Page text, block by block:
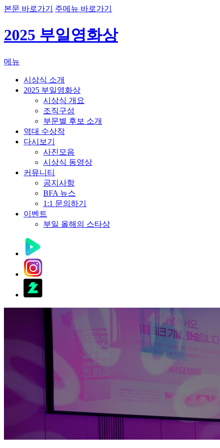
본문 바로가기 주메뉴 바로가기
2025 부일영화상
메뉴
시상식 소개
2025 부일영화상
시상식 개요
조직구성
부문별 후보 소개
역대 수상작
다시보기
사진모음
시상식 동영상
커뮤니티
공지사항
BFA 뉴스
1:1 문의하기
이벤트
부일 올해의 스타상